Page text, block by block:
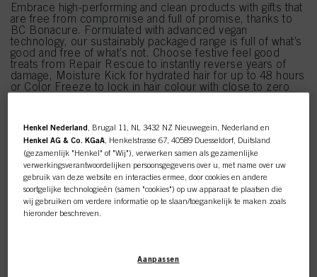
Embrace high-performing and clean products with gifts that
are free from compromise and full of promise, thanks to
BC Bonacure. Formulated with advanced vegan
technology, our sustainably packaged range is full of what’s
good and free of what’s not. Choose festive feel good
treats from Repair Rescue to instantly reverse years of
damage, Moisture Kick for hydrated hair for up to 48 hours
or Color Freeze to lock in hair colour with close to zero
SHOP NOW
Deze online shop is
Henkel Nederland , Brugal 11, NL 3432 NZ Nieuwegein, Nederland en
Henkel AG & Co. KGaA , Henkelstrasse 67, 40589 Duesseldorf, Duitsland
(gezamenlijk "Henkel" of "Wij"), verwerken samen als gezamenlijke
verwerkingsverantwoordelijken persoonsgegevens over u, met name over uw
gebruik van deze website en interacties ermee, door cookies en andere
soortgelijke technologieën (samen "cookies") op uw apparaat te plaatsen die
wij gebruiken om verdere informatie op te slaan/toegankelijk te maken zoals
hieronder beschreven.
aangegeven in onze Gegevensbeschermingsverklaring waarnaar een link in
Aanpassen